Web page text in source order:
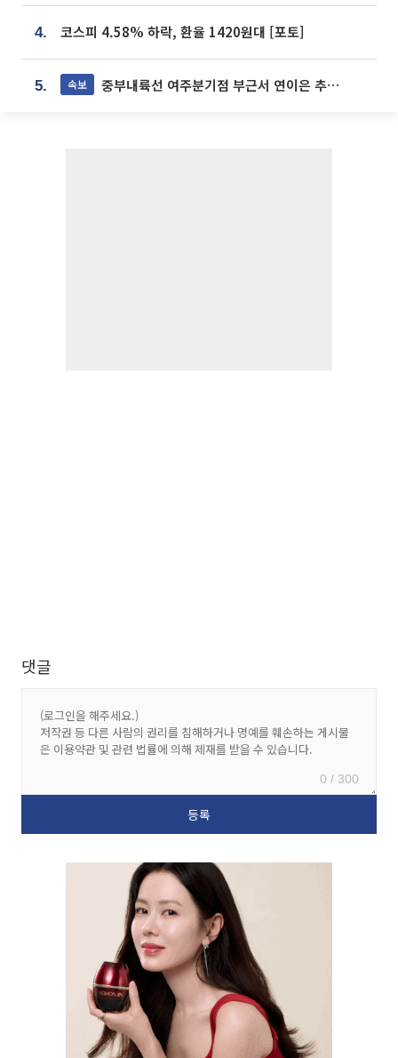
4. 코스피 4.58% 하락, 환율 1420원대 [포토]
5. 속보 중부내륙선 여주분기점 부근서 연이은 추돌사고 발생
댓글
0 / 300